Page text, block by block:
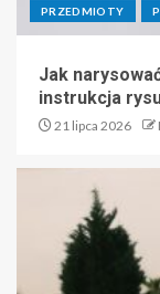
PRZEDMIOTY
Jak
instrukcja
21 lipca 2026